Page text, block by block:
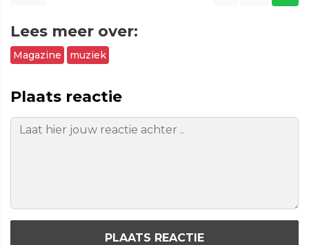
Lees meer over:
Magazine muziek
Plaats reactie
PLAATS REACTIE